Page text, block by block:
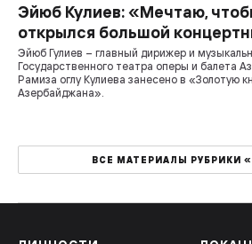
Эйюб Кулиев: «Мечтаю,
открылся большой
Эйюб Гулиев – главный дирижер и
Государственного театра оперы и балета
Рамиза оглу Кулиева занесено в «Золотую
Азербайджана».
ВСЕ МАТЕРИАЛЫ РУБРИКИ